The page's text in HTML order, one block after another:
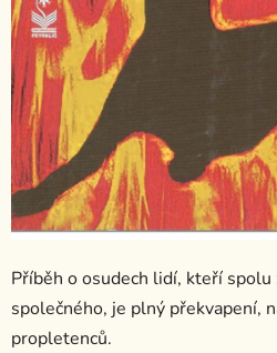
Příběh o osudech lidí, kteří
společného, je plný překvapení,
propletenců.